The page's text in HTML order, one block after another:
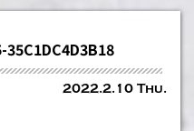
2022.2.10 Thu.